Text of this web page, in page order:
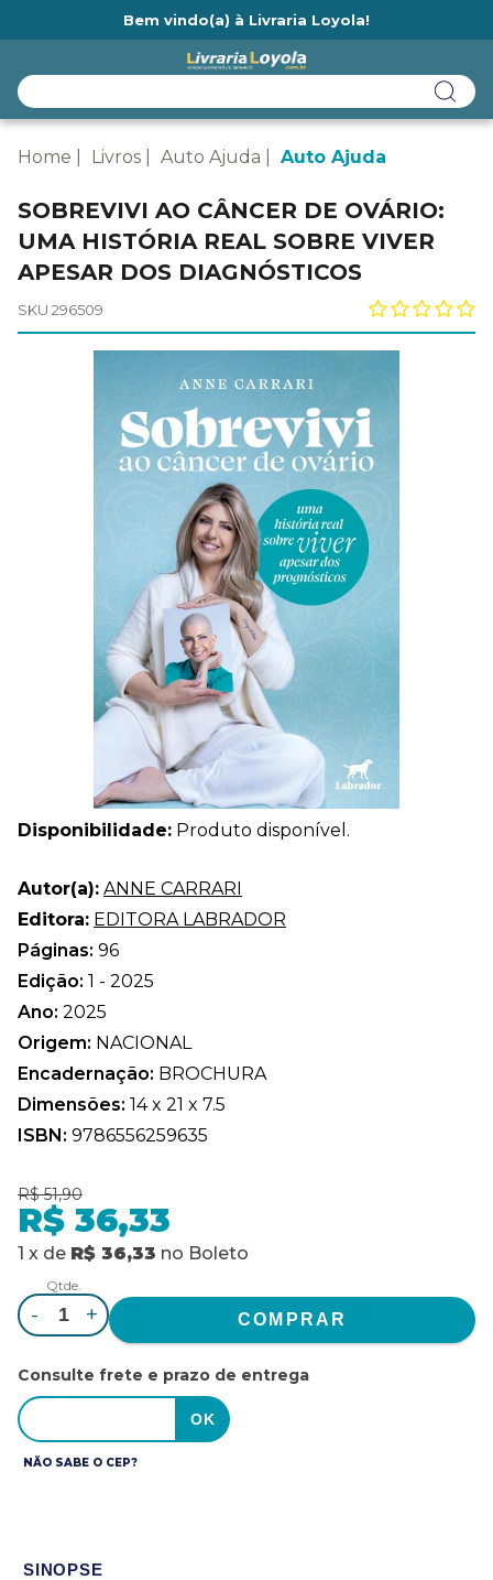
Bem vindo(a) à Livraria Loyola!
Home Livros Auto Ajuda Auto Ajuda
SOBREVIVI AO CÂNCER DE OVÁRIO:
UMA HISTÓRIA REAL SOBRE VIVER
APESAR DOS DIAGNÓSTICOS
SKU 296509
Disponibilidade: Produto disponível.
Autor(a): ANNE CARRARI
Editora: EDITORA LABRADOR
Páginas: 96
Edição: 1 - 2025
Ano: 2025
Origem: NACIONAL
Encadernação: BROCHURA
Dimensões: 14 x 21 x 7.5
ISBN: 9786556259635
R$ 51,90
R$ 36,33
1 x de R$ 36,33 no Boleto
Qtde.
- +
Consulte frete e prazo de entrega
NÃO SABE O CEP?
SINOPSE